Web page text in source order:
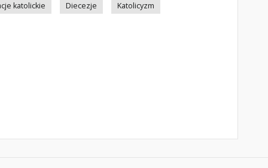
katolickie Diecezje
Katolicyzm